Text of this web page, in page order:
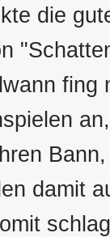
die
fing
damit